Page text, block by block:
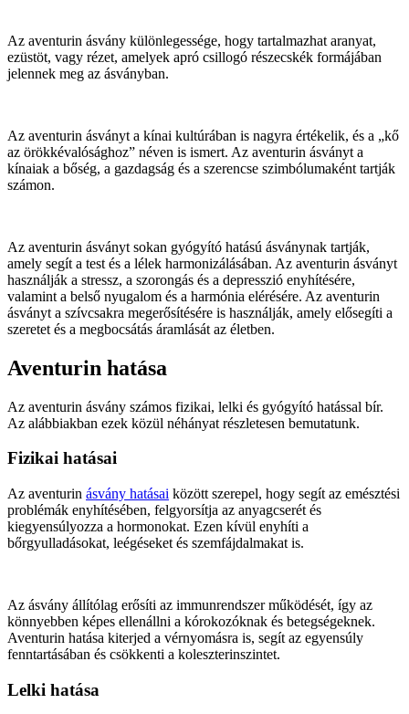
Az aventurin ásvány különlegessége, hogy tartalmazhat aranyat,
ezüstöt, vagy rézet, amelyek apró csillogó részecskék formájában
jelennek meg az ásványban.
Az aventurin ásványt a kínai kultúrában is nagyra értékelik, és a „kő
az örökkévalósághoz” néven is ismert. Az aventurin ásványt a
kínaiak a bőség, a gazdagság és a szerencse szimbólumaként tartják
számon.
Az aventurin ásványt sokan gyógyító hatású ásványnak tartják,
amely segít a test és a lélek harmonizálásában. Az aventurin ásványt
használják a stressz, a szorongás és a depresszió enyhítésére,
valamint a belső nyugalom és a harmónia elérésére. Az aventurin
ásványt a szívcsakra megerősítésére is használják, amely elősegíti a
szeretet és a megbocsátás áramlását az életben.
Aventurin hatása
Az aventurin ásvány számos fizikai, lelki és gyógyító hatással bír.
Az alábbiakban ezek közül néhányat részletesen bemutatunk.
Fizikai hatásai
Az aventurin ásvány hatásai között szerepel, hogy segít az emésztési
problémák enyhítésében, felgyorsítja az anyagcserét és
kiegyensúlyozza a hormonokat. Ezen kívül enyhíti a
bőrgyulladásokat, leégéseket és szemfájdalmakat is.
Az ásvány állítólag erősíti az immunrendszer működését, így az
könnyebben képes ellenállni a kórokozóknak és betegségeknek.
Aventurin hatása kiterjed a vérnyomásra is, segít az egyensúly
fenntartásában és csökkenti a koleszterinszintet.
Lelki hatása